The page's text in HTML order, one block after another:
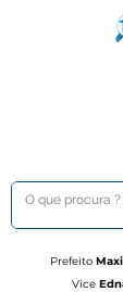
Prefeito
Vice